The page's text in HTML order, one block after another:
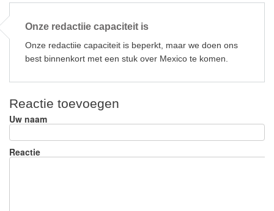
Onze redactiie capaciteit is
Onze redactiie capaciteit is beperkt, maar we doen ons
best binnenkort met een stuk over Mexico te komen.
Reactie toevoegen
Uw naam
Reactie